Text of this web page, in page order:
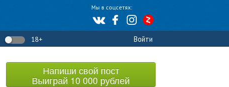
Мы в соцсетях:
18+ Войти
Напиши свой пост
Выиграй 10 000 рублей